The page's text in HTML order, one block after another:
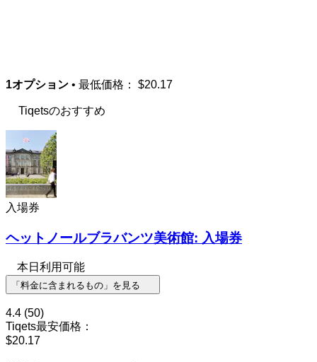
1オプション • 最低価格： $20.17
Tiqetsのおすすめ
入場券
ヘットノールブラバンツ美術館: 入場券
本日利用可能
「料金に含まれるもの」を見る
4.4 (50)
Tiqets最安価格：
$20.17